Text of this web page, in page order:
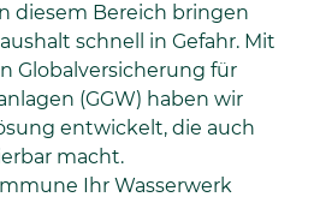
diesem Bereich bringen
schnell in Gefahr. Mit
Globalversicherung für
(GGW) haben wir
entwickelt, die auch
macht.
Ihr Wasserwerk